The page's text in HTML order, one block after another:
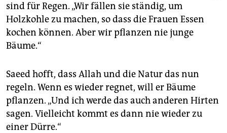
sind für Regen. „Wir fällen sie ständig, um
Holzkohle zu machen, so dass die Frauen Essen
kochen können. Aber wir pflanzen nie junge
Bäume.“
Saeed hofft, dass Allah und die Natur das nun
regeln. Wenn es wieder regnet, will er Bäume
pflanzen. „Und ich werde das auch anderen Hirten
sagen. Vielleicht kommt es dann nie wieder zu
einer Dürre.“